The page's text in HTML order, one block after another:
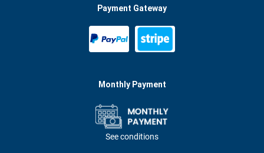
Payment Gateway
Monthly Payment
See conditions